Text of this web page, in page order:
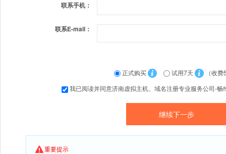
联系手机：
联系E-mail：
正式购买 试用7天
（收费
我已阅读并同意济南虚拟主机、域名注册专业服务公司-畅
重要提示